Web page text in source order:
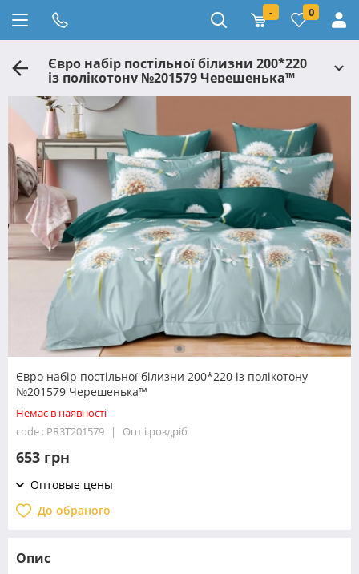
- 0
Євро набір постільної білизни 200*220
із полікотону №201579 Черешенька™
Євро набір постільної білизни 200*220 із полікотону
№201579 Черешенька™
Немає в наявності
code : PR3T201579
Опт і роздріб
653 грн
Оптовые цены
До обраного
Опис